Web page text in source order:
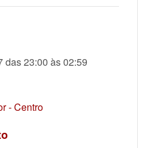
das 23:00 às 02:59
- Centro